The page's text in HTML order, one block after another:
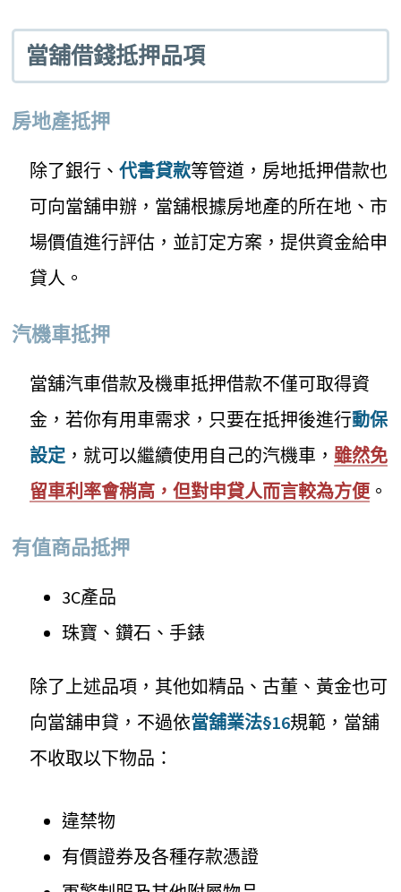
當舖借錢抵押品項
房地產抵押
除了銀行、代書貸款等管道，房地抵押借款也
可向當舖申辦，當舖根據房地產的所在地、市
場價值進行評估，並訂定方案，提供資金給申
貸人。
汽機車抵押
當舖汽車借款及機車抵押借款不僅可取得資
金，若你有用車需求，只要在抵押後進行動保
設定，就可以繼續使用自己的汽機車，雖然免
留車利率會稍高，但對申貸人而言較為方便。
有值商品抵押
3C產品
珠寶、鑽石、手錶
除了上述品項，其他如精品、古董、黃金也可
向當舖申貸，不過依當舖業法§16規範，當舖
不收取以下物品：
違禁物
有價證券及各種存款憑證